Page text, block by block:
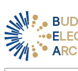
B
E
A